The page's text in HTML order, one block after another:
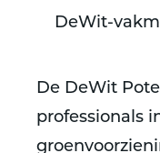
DeWit-
De DeWit
professionals